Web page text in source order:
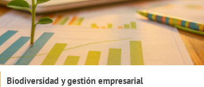
Biodiversidad y gestión empresarial